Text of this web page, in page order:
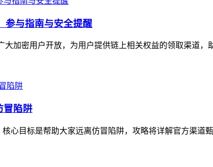
参与指南与安全提醒
大加密用户开放，为用户提供链上相关权益的领取渠道
冒陷阱
心目标是帮助大家远离仿冒陷阱，攻略将详解官方渠道